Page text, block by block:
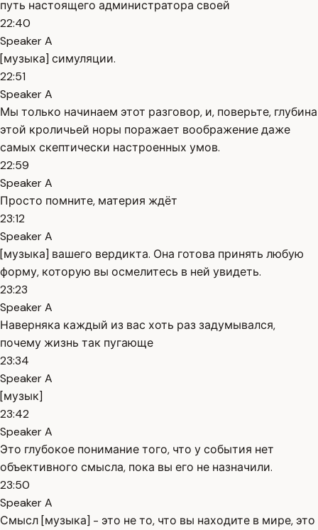
путь настоящего администратора своей
22:40
Speaker A
[музыка] симуляции.
22:51
Speaker A
Мы только начинаем этот разговор, и, поверьте, глубина
этой кроличьей норы поражает воображение даже
самых скептически настроенных умов.
22:59
Speaker A
Просто помните, материя ждёт
23:12
Speaker A
[музыка] вашего вердикта. Она готова принять любую
форму, которую вы осмелитесь в ней увидеть.
23:23
Speaker A
Наверняка каждый из вас хоть раз задумывался,
почему жизнь так пугающе
23:34
Speaker A
[музык]
23:42
Speaker A
Это глубокое понимание того, что у события нет
объективного смысла, пока вы его не назначили.
23:50
Speaker A
Смысл [музыка] - это не то, что вы находите в мире, это